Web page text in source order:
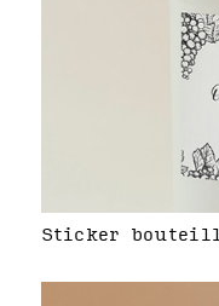
Sticker